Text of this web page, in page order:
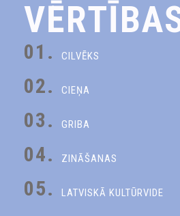
01. CILVĒKS
02. CIEŅA
03. GRIBA
04. ZINĀŠANAS
05. LATVISKĀ KULTŪRVIDE